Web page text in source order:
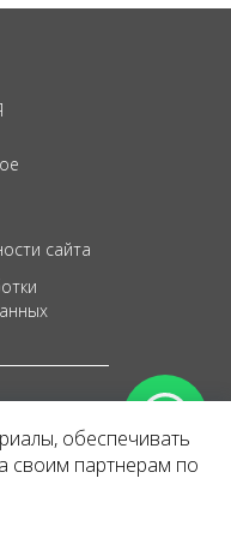
сайта
обеспечивать
своим партнерам по